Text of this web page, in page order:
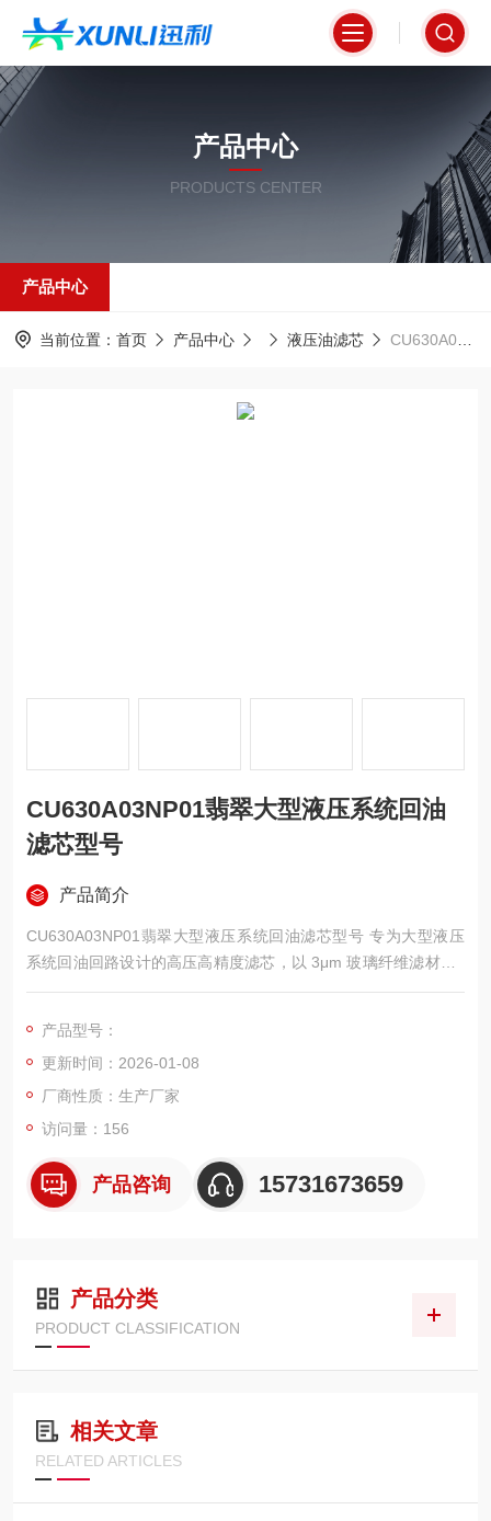
产品中心
PRODUCTS CENTER
产品中心
当前位置： 首页 产品中心 液压油滤芯 CU630A03NP01翡翠大型液压系统回油滤芯型号
CU630A03NP01翡翠大型液压系统回油
滤芯型号
产品简介
CU630A03NP01翡翠大型液压系统回油滤芯型号 专为大型液压
系统回油回路设计的高压高精度滤芯，以 3μm 玻璃纤维滤材、6
30L/min 适配流量及 210bar 耐压能力，高效拦截油液中微小杂
流量工况，是保障系统清洁度与稳定运行的核心部件。
产品型号：
更新时间：2026-01-08
厂商性质：生产厂家
访问量：156
产品咨询 15731673659
产品分类
PRODUCT CLASSIFICATION
相关文章
RELATED ARTICLES